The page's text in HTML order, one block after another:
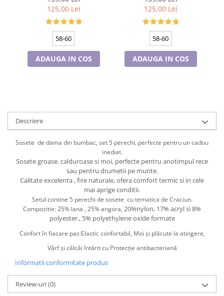
Cadouri pentru Doctori
Cadouri pentru Sfânta Maria
polar, culoare bleomarin
125,00 Lei
58-60
ADAUGA IN COS
polar, culoare wine
125,00 Lei
58-60
ADAUGA IN COS
Descriere
Sosete de dama din bumbac, set 5 perechi, perfecte pentru un cadou
inediat.
Sosete groase, calduroase si moi, perfecte pentru anotimpul rece
sau pentru drumetii pe munte.
Calitate excelenta , fire naturale, ofera comfort termic si in cele
mai aprige conditii.
Setul contine 5 perechi de sosete cu tematica de Craciun.
Compozitie: 25% lana , 25% angora, 20%nylon, 17% acryl si 8%
polyester., 5% polyethylene oxide formate
Confort în fiacare pas:Elastic confortabil, Moi și plăcute la atingere,
Vârf și călcâi întărit cu Protecție antibacteriană
Informatii conformitate produs
Review-uri(0)